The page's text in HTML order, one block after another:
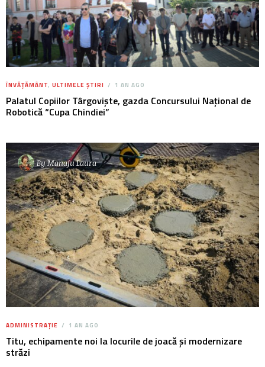
ÎNVĂȚĂMÂNT, ULTIMELE ȘTIRI 1 AN AGO
Palatul Copiilor Târgoviște, gazda Concursului Național de
Robotică “Cupa Chindiei”
ByManafu Laura
ADMINISTRAȚIE 1 AN AGO
Titu, echipamente noi la locurile de joacă și modernizare
străzi